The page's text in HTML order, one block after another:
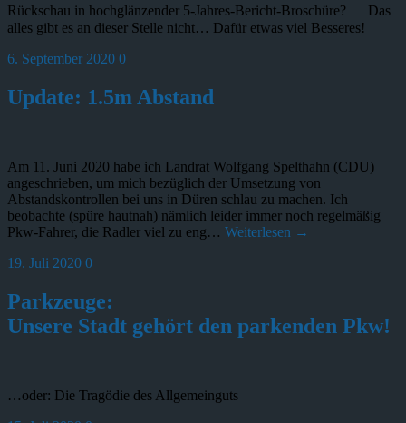
Rückschau in hochglänzender 5-Jahres-Bericht-Broschüre? Das
alles gibt es an dieser Stelle nicht… Dafür etwas viel Besseres!
6. September 2020 0
Update: 1.5m Abstand
Am 11. Juni 2020 habe ich Landrat Wolfgang Spelthahn (CDU)
angeschrieben, um mich bezüglich der Umsetzung von
Abstandskontrollen bei uns in Düren schlau zu machen. Ich
beobachte (spüre hautnah) nämlich leider immer noch regelmäßig
Pkw-Fahrer, die Radler viel zu eng… Weiterlesen →
19. Juli 2020 0
Parkzeuge:
Unsere Stadt gehört den parkenden Pkw!
…oder: Die Tragödie des Allgemeinguts